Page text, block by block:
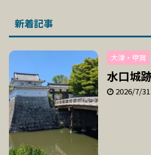
新着記事
大津・甲賀
水口城
2026/7/31